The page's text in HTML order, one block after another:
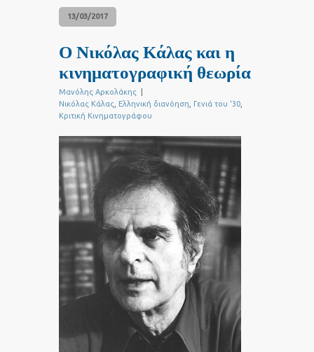
13/03/2017
Ο Νικόλας Κάλας και η
κινηματογραφική θεωρία
Μανόλης Αρκολάκης
Νικόλας Κάλας Ελληνική διανόηση Γενιά του ‘30
Κριτική Κινηματογράφου